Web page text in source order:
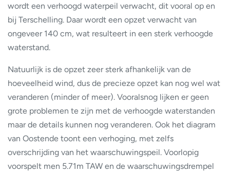
wordt een verhoogd waterpeil verwacht, dit vooral op en
bij Terschelling. Daar wordt een opzet verwacht van
ongeveer 140 cm, wat resulteert in een sterk verhoogde
waterstand.
Natuurlijk is de opzet zeer sterk afhankelijk van de
hoeveelheid wind, dus de precieze opzet kan nog wel wat
veranderen (minder of meer). Vooralsnog lijken er geen
grote problemen te zijn met de verhoogde waterstanden
maar de details kunnen nog veranderen. Ook het diagram
van Oostende toont een verhoging, met zelfs
overschrijding van het waarschuwingspeil. Voorlopig
voorspelt men 5.71m TAW en de waarschuwingsdrempel